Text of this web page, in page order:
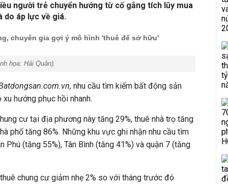
người trẻ chuyển hướng từ cố gắng tích lũy mua
do áp lực về giá.
chuyên gia gợi ý mô hình 'thuê để sở hữu'
họa: Hải Quân).
nhu cầu tìm kiếm bất động sản
hướng phục hồi nhanh.
cư tại địa phương này tăng 29%, thuê nhà trọ tăng
phố tăng 86%. Những khu vực ghi nhận nhu cầu tìm
Phú (tăng 55%), Tân Bình (tăng 41%) và quận 7 (tăng
chung cư giảm nhẹ 2% so với tháng trước đó